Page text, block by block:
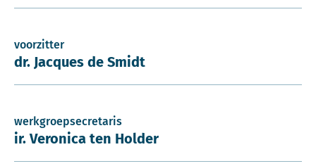
voorzitter
dr. Jacques de Smidt
werkgroepsecretaris
ir. Veronica ten Holder